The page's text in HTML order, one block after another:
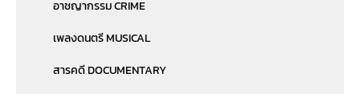
อาชญากรรม CRIME
เพลงดนตรี MUSICAL
สารคดี DOCUMENTARY